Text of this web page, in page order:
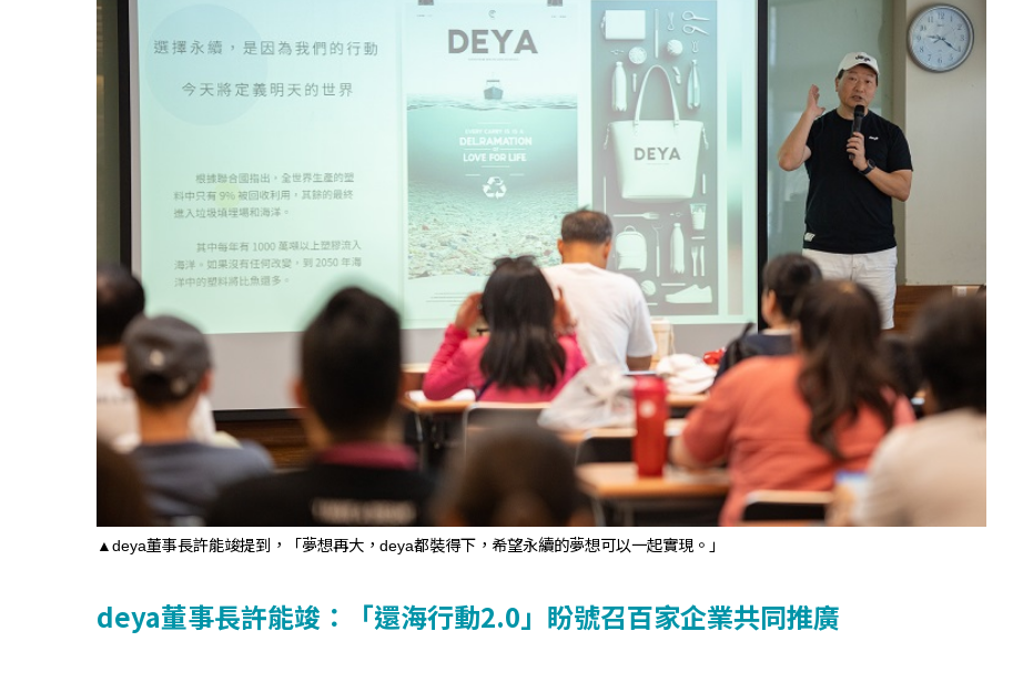
▲deya董事長許能竣提到，「夢想再大，deya都裝得下，希望永續的夢想可以一起實現。」
deya董事長許能竣：「還海行動2.0」盼號召百家企業共同推廣
如何守護每個生命的轉折點？ 醫務社